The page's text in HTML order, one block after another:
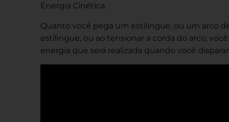
Energia Cinética.
Quanto você pega um estilingue, ou um arco
estilingue, ou ao tensionar a corda do arco,
energia que será realizada quando você